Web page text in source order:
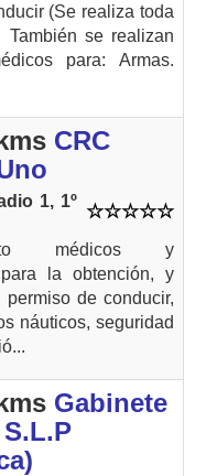
(Se realiza toda
También se realizan
para: Armas.
CRC
1, 1º
médicos y
la obtención, y
permiso de conducir,
náuticos, seguridad
Gabinete